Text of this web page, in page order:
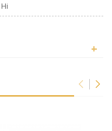
Ні
+